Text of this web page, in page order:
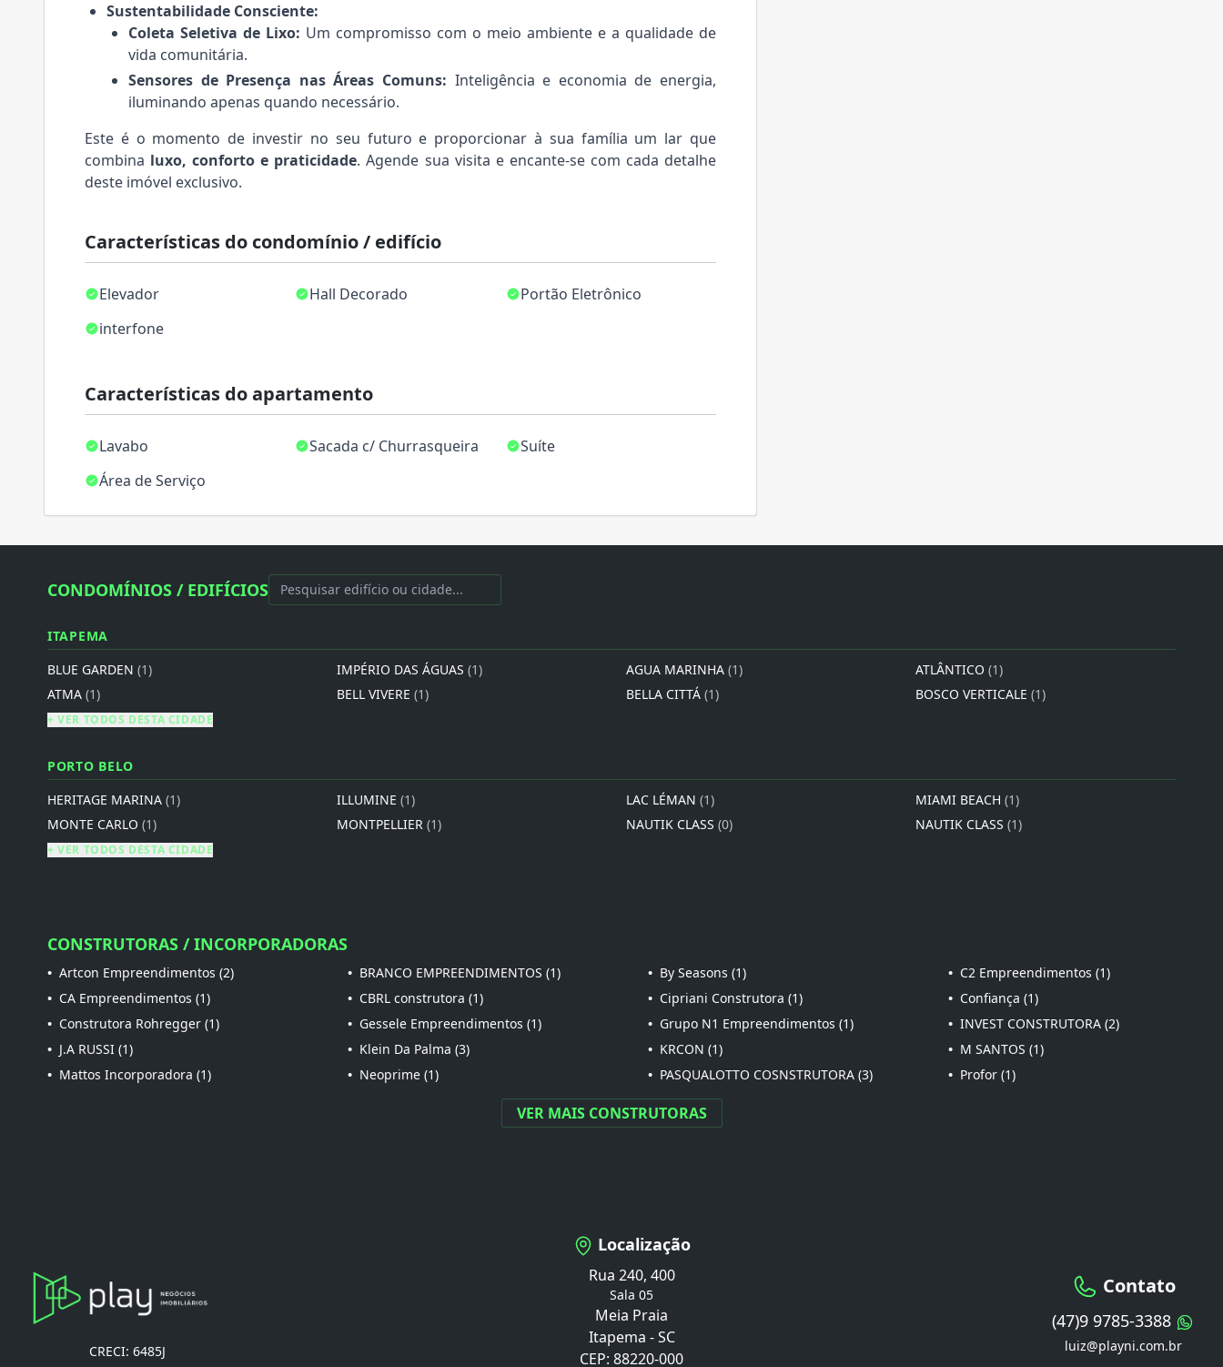
Características do condomínio / edifício
Elevador Hall Decorado
Portão Eletrônico
interfone
Características do apartamento
Lavabo Sacada c/ Churrasqueira
Suíte
Área de Serviço
Sustentabilidade Consciente:
Coleta Seletiva de Lixo: Um compromisso com o meio ambiente e a qualidade de
vida comunitária.
Sensores de Presença nas Áreas Comuns: Inteligência e economia de energia,
iluminando apenas quando necessário.
Este é o momento de investir no seu futuro e proporcionar à sua família um lar que
combina luxo, conforto e praticidade. Agende sua visita e encante-se com cada detalhe
deste imóvel exclusivo.
CONDOMÍNIOS / EDIFÍCIOS
ITAPEMA
BLUE GARDEN (1) IMPÉRIO DAS ÁGUAS (1) AGUA MARINHA (1) ATLÂNTICO (1)
ATMA (1) BELL VIVERE (1) BELLA CITTÁ (1) BOSCO VERTICALE (1)
+ VER TODOS DESTA CIDADE
PORTO BELO
HERITAGE MARINA (1) ILLUMINE (1) LAC LÉMAN (1) MIAMI BEACH (1)
MONTE CARLO (1) MONTPELLIER (1) NAUTIK CLASS (0) NAUTIK CLASS (1)
+ VER TODOS DESTA CIDADE
CONSTRUTORAS / INCORPORADORAS
• Artcon Empreendimentos (2) • BRANCO EMPREENDIMENTOS (1) • By Seasons (1) • C2 Empreendimentos (1)
• CA Empreendimentos (1) • CBRL construtora (1) • Cipriani Construtora (1) • Confiança (1)
• Construtora Rohregger (1) • Gessele Empreendimentos (1) • Grupo N1 Empreendimentos (1) • INVEST CONSTRUTORA (2)
• J.A RUSSI (1) • Klein Da Palma (3) • KRCON (1) • M SANTOS (1)
• Mattos Incorporadora (1) • Neoprime (1) • PASQUALOTTO COSNSTRUTORA (3) • Profor (1)
VER MAIS CONSTRUTORAS
CRECI: 6485J
Localização
Rua 240, 400
Sala 05
Meia Praia
Itapema - SC
CEP: 88220-000
Contato
(47)9 9785-3388
luiz@playni.com.br